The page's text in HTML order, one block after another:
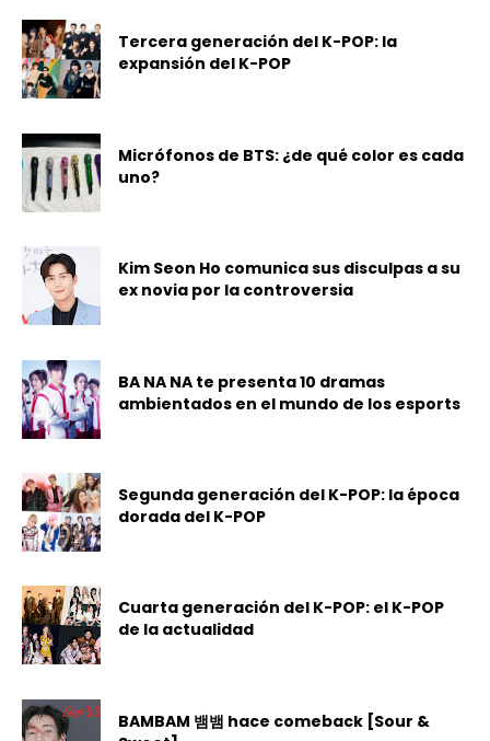
Tercera generación del K-POP: la
expansión del K-POP
Micrófonos de BTS: ¿de qué color es cada
uno?
Kim Seon Ho comunica sus disculpas a su
ex novia por la controversia
BA NA NA te presenta 10 dramas
ambientados en el mundo de los esports
Segunda generación del K-POP: la época
dorada del K-POP
Cuarta generación del K-POP: el K-POP
de la actualidad
BAMBAM 뱀뱀 hace comeback [Sour &